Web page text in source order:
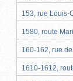
153, rue Louis-
1580, route
160-162, rue
1610-1612,